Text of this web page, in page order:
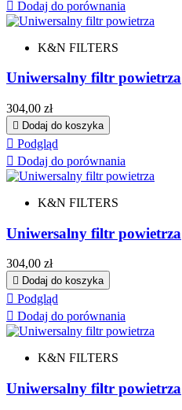
 Dodaj do porównania
K&N FILTERS
Uniwersalny filtr powietrza
Cena
304,00 zł
 Dodaj do koszyka
 Podgląd
 Dodaj do porównania
K&N FILTERS
Uniwersalny filtr powietrza
Cena
304,00 zł
 Dodaj do koszyka
 Podgląd
 Dodaj do porównania
K&N FILTERS
Uniwersalny filtr powietrza